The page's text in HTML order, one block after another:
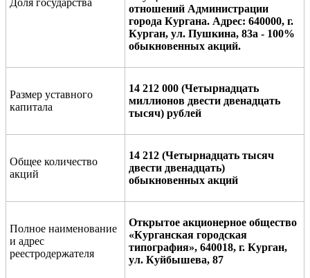
отношений Администрации
города Кургана. Адрес: 640000, г.
Курган, ул. Пушкина, 83а - 100%
обыкновенных акций.
Размер уставного
капитала
14 212 000 (Четырнадцать
миллионов двести двенадцать
тысяч) рублей
Общее количество
акций
14 212 (Четырнадцать тысяч
двести двенадцать)
обыкновенных акций
Полное наименование
и адрес
реестродержателя
Открытое акционерное общество
«Курганская городская
типография», 640018, г. Курган,
ул. Куйбышева, 87